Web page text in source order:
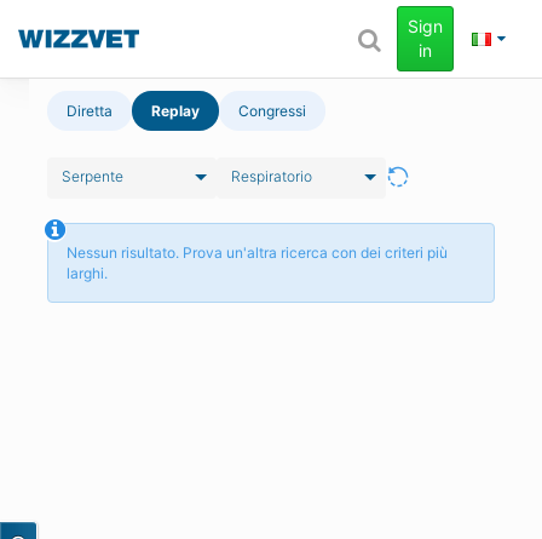
Sign
in
Diretta Replay Congressi
Serpente Respiratorio
Nessun risultato. Prova un'altra ricerca con dei criteri più
larghi.